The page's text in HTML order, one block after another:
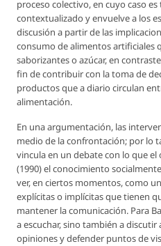
proceso colectivo, en cuyo caso
contextualizado y envuelve a los
discusión a partir de las
consumo de alimentos artificiales
saborizantes o azúcar, en
fin de contribuir con la toma de
productos que a diario circulan
alimentación.
En una argumentación, las
medio de la confrontación; por lo
vincula en un debate con lo que el
(1990) el conocimiento
ver, en ciertos momentos, como
explícitas o implícitas que tienen
mantener la comunicación. Para
a escuchar, sino también a
opiniones y defender puntos de